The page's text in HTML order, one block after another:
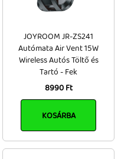
JOYROOM JR-ZS241
Autómata Air Vent 15W
Wireless Autós Töltő és
Tartó - Fek
8990 Ft
KOSÁRBA